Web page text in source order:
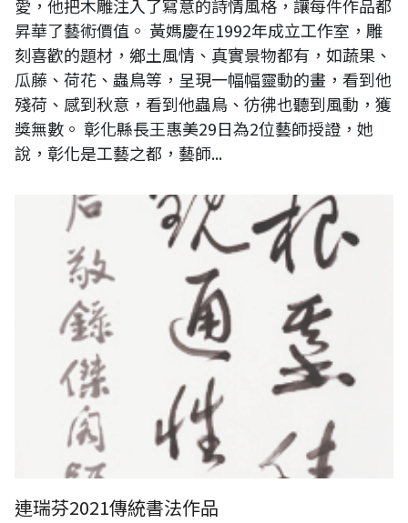
愛，他把木雕注入了寫意的詩情風格，讓每件作品都
昇華了藝術價值。 黃媽慶在1992年成立工作室，雕
刻喜歡的題材，鄉土風情、真實景物都有，如蔬果、
瓜藤、荷花、蟲鳥等，呈現一幅幅靈動的畫，看到他
殘荷、感到秋意，看到他蟲鳥、彷彿也聽到風動，獲
獎無數。 彰化縣長王惠美29日為2位藝師授證，她
說，彰化是工藝之都，藝師...
連瑞芬2021傳統書法作品